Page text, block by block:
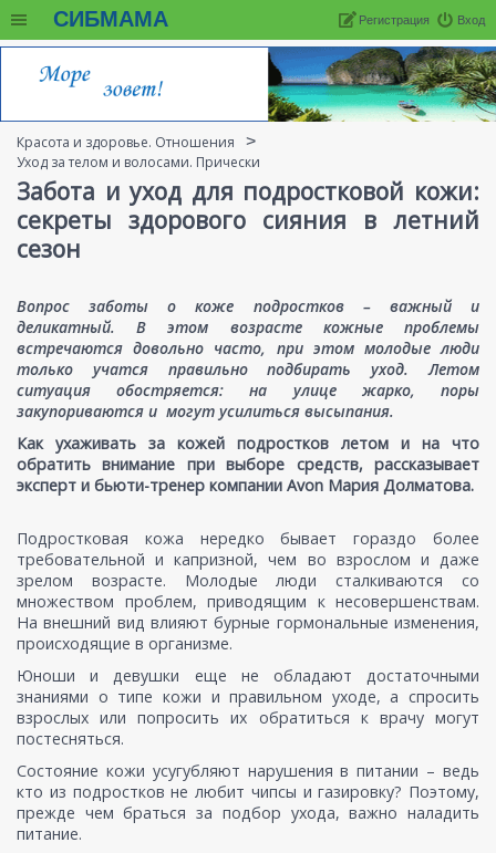
СИБМАМА Вход
Регистрация
Красота и здоровье. Отношения
Уход за телом и волосами. Прически
Забота и уход для подростковой кожи:
секреты здорового сияния в летний
сезон
Вопрос заботы о коже подростков – важный и
деликатный. В этом возрасте кожные проблемы
встречаются довольно часто, при этом молодые люди
только учатся правильно подбирать уход. Летом
ситуация обостряется: на улице жарко, поры
закупориваются и могут усилиться высыпания.
Как ухаживать за кожей подростков летом и на что
обратить внимание при выборе средств, рассказывает
эксперт и бьюти-тренер компании Avon Мария Долматова.
Подростковая кожа нередко бывает гораздо более
требовательной и капризной, чем во взрослом и даже
зрелом возрасте. Молодые люди сталкиваются со
множеством проблем, приводящим к несовершенствам.
На внешний вид влияют бурные гормональные изменения,
происходящие в организме.
Юноши и девушки еще не обладают достаточными
знаниями о типе кожи и правильном уходе, а спросить
взрослых или попросить их обратиться к врачу могут
постесняться.
Состояние кожи усугубляют нарушения в питании – ведь
кто из подростков не любит чипсы и газировку? Поэтому,
прежде чем браться за подбор ухода, важно наладить
питание.